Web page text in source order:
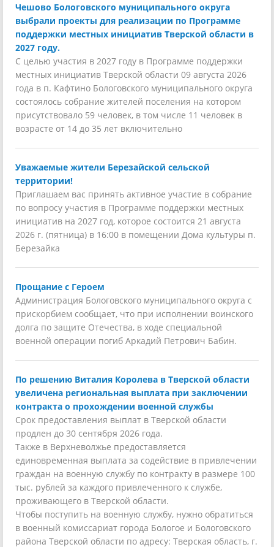
Чешово Бологовского муниципального округа
выбрали проекты для реализации по Программе
поддержки местных инициатив Тверской области в
2027 году.
С целью участия в 2027 году в Программе поддержки
местных инициатив Тверской области 09 августа 2026
года в п. Кафтино Бологовского муниципального округа
состоялось собрание жителей поселения на котором
присутствовало 59 человек, в том числе 11 человек в
возрасте от 14 до 35 лет включительно
Уважаемые жители Березайской сельской
территории!
Приглашаем вас принять активное участие в собрание
по вопросу участия в Программе поддержки местных
инициатив на 2027 год, которое состоится 21 августа
2026 г. (пятница) в 16:00 в помещении Дома культуры п.
Березайка
Прощание с Героем
Администрация Бологовского муниципального округа с
прискорбием сообщает, что при исполнении воинского
долга по защите Отечества, в ходе специальной
военной операции погиб Аркадий Петрович Бабин.
По решению Виталия Королева в Тверской области
увеличена региональная выплата при заключении
контракта о прохождении военной службы
Срок предоставления выплат в Тверской области
продлен до 30 сентября 2026 года.
Также в Верхневолжье предоставляется
единовременная выплата за содействие в привлечении
граждан на военную службу по контракту в размере 100
тыс. рублей за каждого привлеченного к службе,
проживающего в Тверской области.
Чтобы поступить на военную службу, нужно обратиться
в военный комиссариат города Бологое и Бологовского
района Тверской области по адресу: Тверская область, г.